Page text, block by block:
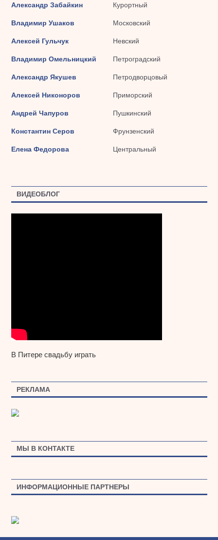
Александр Забайкин Курортный
Владимир Ушаков Московский
Алексей Гульчук Невский
Владимир Омельницкий Петроградский
Александр Якушев Петродворцовый
Алексей Никоноров Приморский
Андрей Чапуров Пушкинский
Константин Серов Фрунзенский
Елена Федорова Центральный
ВИДЕОБЛОГ
В Питере свадьбу играть
РЕКЛАМА
МЫ В КОНТАКТЕ
ИНФОРМАЦИОННЫЕ ПАРТНЕРЫ